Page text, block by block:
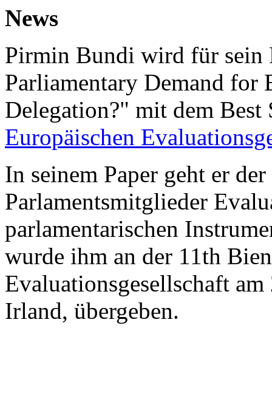
News
Pirmin Bundi wird für sein
Parliamentary Demand for
Delegation?" mit dem Best
Europäischen
In seinem Paper geht er
Parlamentsmitglieder
parlamentarischen
wurde ihm an der 11th
Evaluationsgesellschaft
Irland, übergeben.